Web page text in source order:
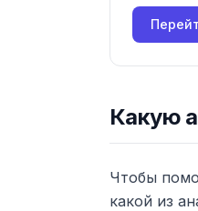
Какую
Чтобы
какой из